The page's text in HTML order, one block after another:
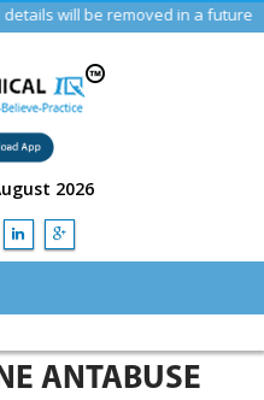
will be removed in a future
2026
ANTABUSE